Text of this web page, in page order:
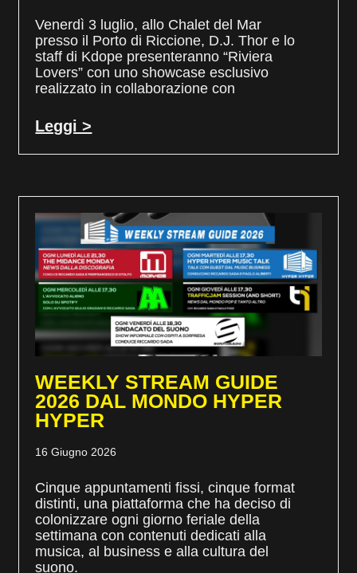
Venerdì 3 luglio, allo Chalet del Mar
presso il Porto di Riccione, D.J. Thor e lo
staff di Kdope presenteranno “Riviera
Lovers” con uno showcase esclusivo
realizzato in collaborazione con
Leggi >
WEEKLY STREAM GUIDE
2026 DAL MONDO HYPER
HYPER
16 Giugno 2026
Cinque appuntamenti fissi, cinque format
distinti, una piattaforma che ha deciso di
colonizzare ogni giorno feriale della
settimana con contenuti dedicati alla
musica, al business e alla cultura del
suono.